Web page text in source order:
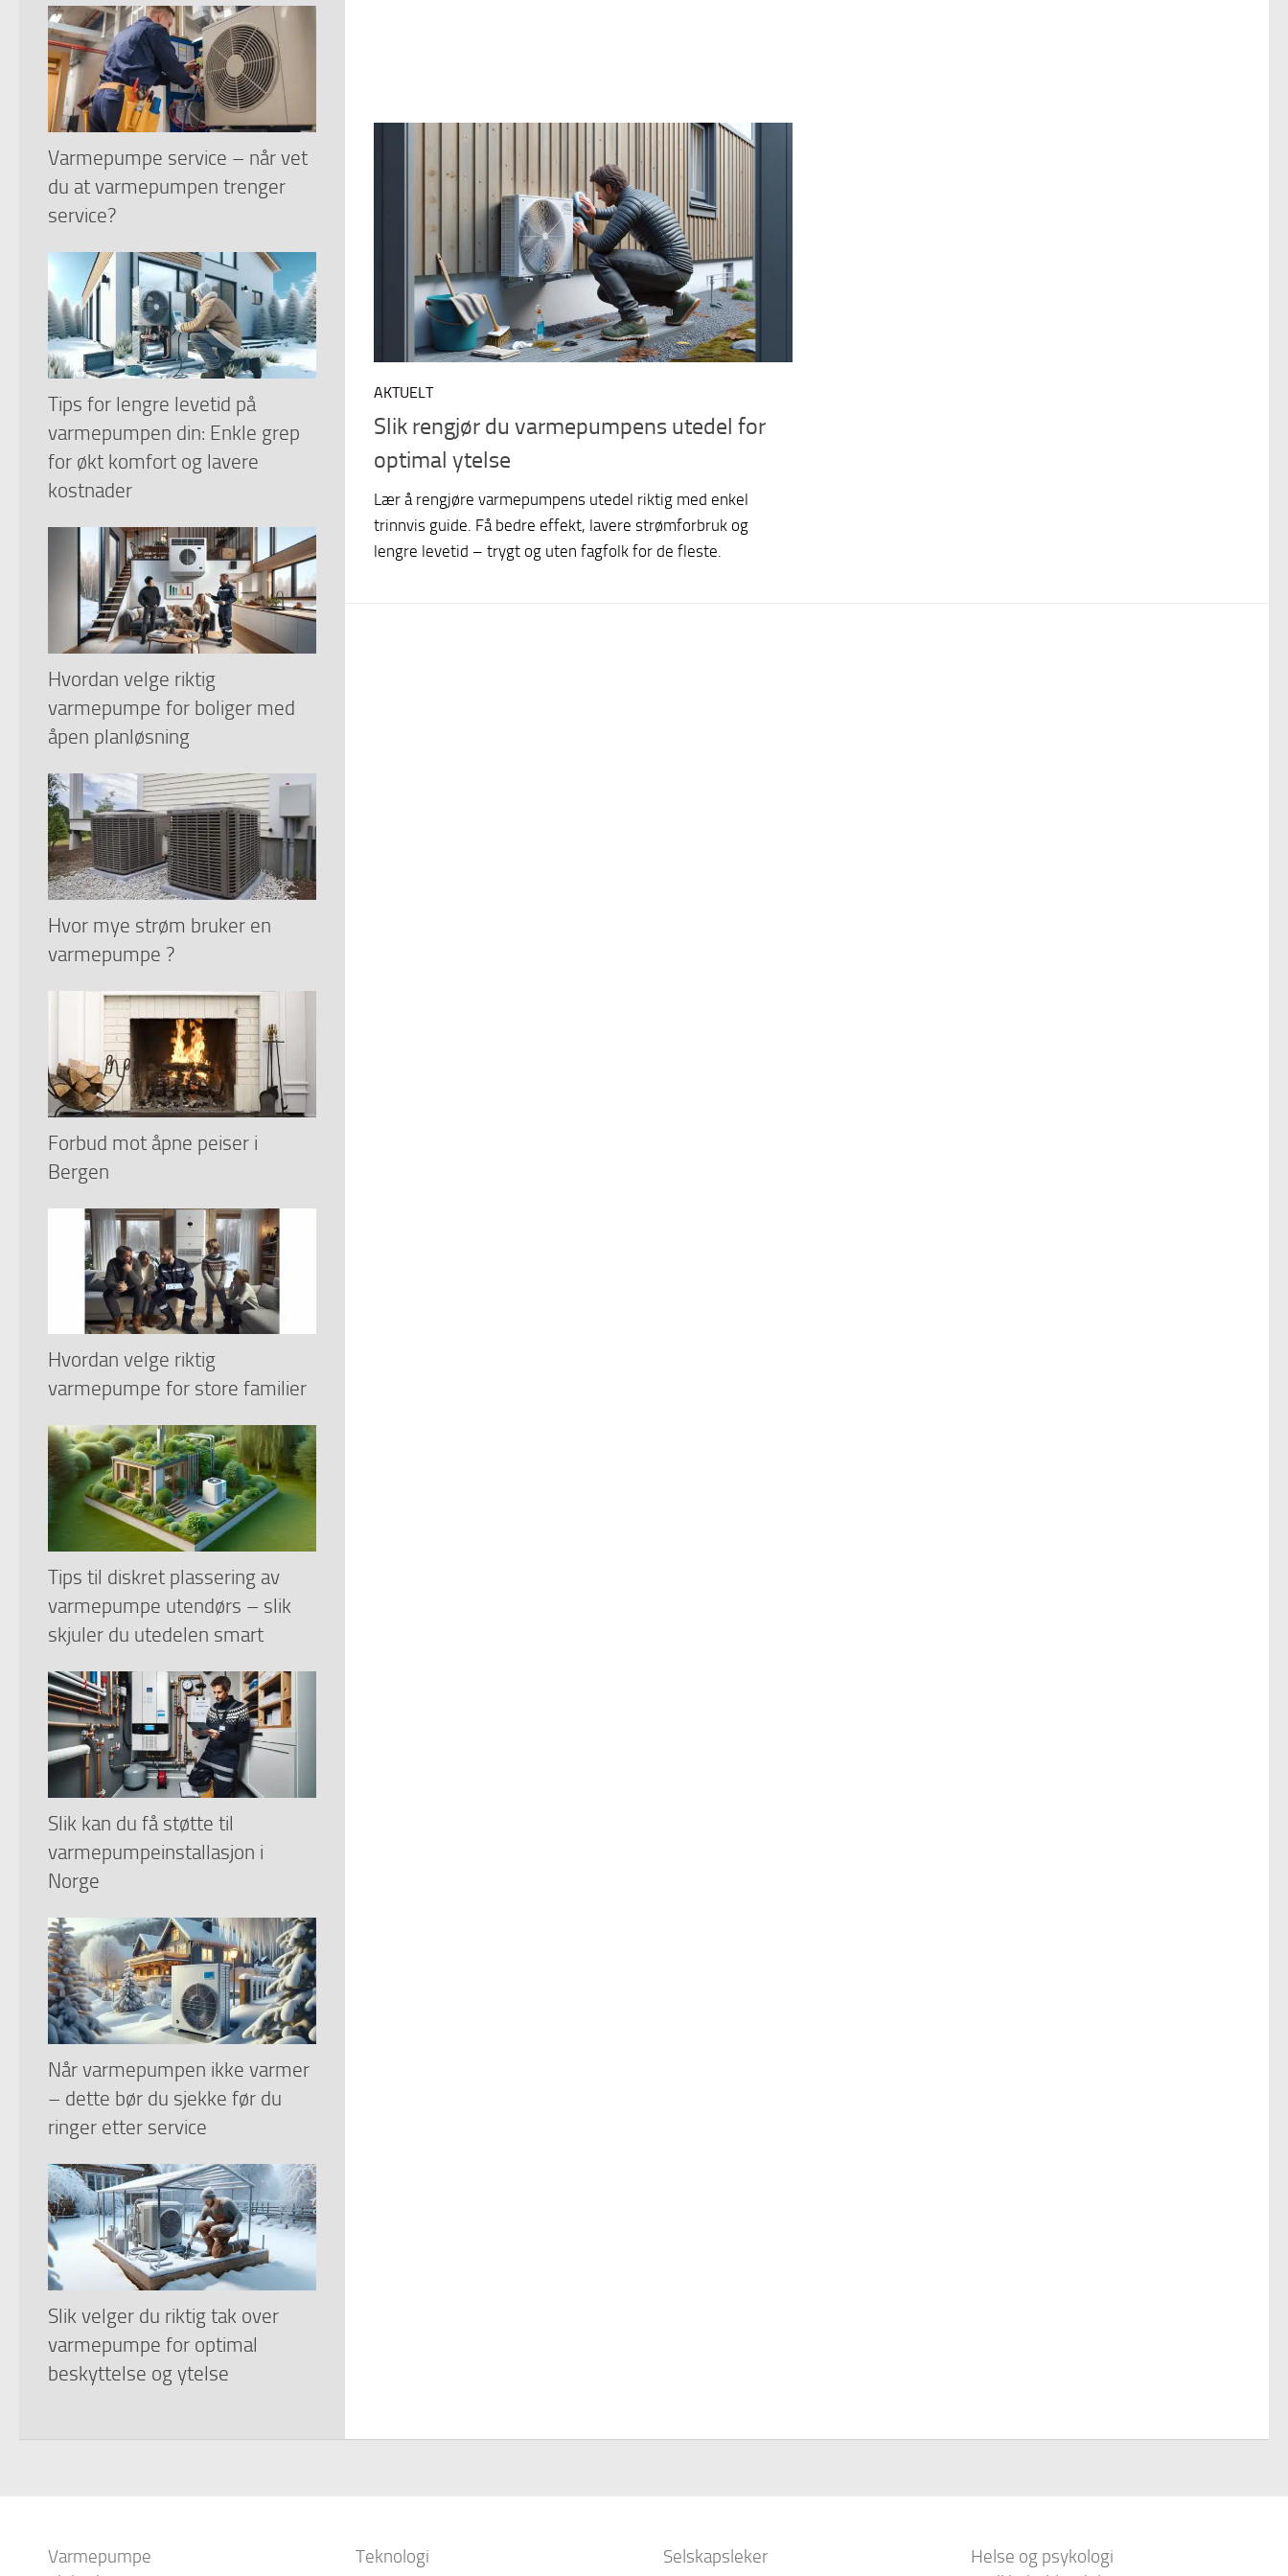
AKTUELT
Slik rengjør du varmepumpens utedel for
optimal ytelse
Lær å rengjøre varmepumpens utedel riktig med enkel
trinnvis guide. Få bedre effekt, lavere strømforbruk og
lengre levetid – trygt og uten fagfolk for de fleste.
Varmepumpe service – når vet
du at varmepumpen trenger
service?
Tips for lengre levetid på
varmepumpen din: Enkle grep
for økt komfort og lavere
kostnader
Hvordan velge riktig
varmepumpe for boliger med
åpen planløsning
Hvor mye strøm bruker en
varmepumpe ?
Forbud mot åpne peiser i
Bergen
Hvordan velge riktig
varmepumpe for store familier
Tips til diskret plassering av
varmepumpe utendørs – slik
skjuler du utedelen smart
Slik kan du få støtte til
varmepumpeinstallasjon i
Norge
Når varmepumpen ikke varmer
– dette bør du sjekke før du
ringer etter service
Slik velger du riktig tak over
varmepumpe for optimal
beskyttelse og ytelse
Varmepumpe
Teknologi
Selskapsleker
Helse og psykologi